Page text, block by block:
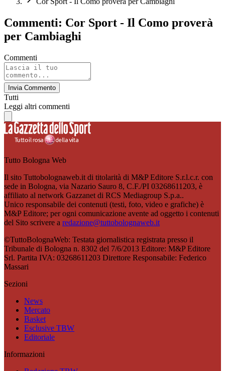
Commenti: Cor Sport - Il Como proverà
per Cambiaghi
Commenti
Invia Commento
Tutti
Leggi altri commenti
Tutto Bologna Web
Il sito Tuttobolognaweb.it di titolarità di M&P Editore S.r.l.c.r. con
sede in Bologna, via Nazario Sauro 8, C.F./PI 03268611203, è
affiliato al network Gazzanet di RCS Mediagroup S.p.a..
Unico responsabile dei contenuti (testi, foto, video e grafiche) è
M&P Editore; per ogni comunicazione avente ad oggetto i contenuti
del Sito scrivere a redazione@tuttobolognaweb.it
©TuttoBolognaWeb: Testata giornalistica registrata presso il
Tribunale di Bologna n. 8302 del 7/6/2013 Editore: M&P Editore
Srl. Partita IVA: 03268611203 Direttore Responsabile: Federico
Massari
Sezioni
News
Mercato
Basket
Esclusive TBW
Editoriale
Informazioni